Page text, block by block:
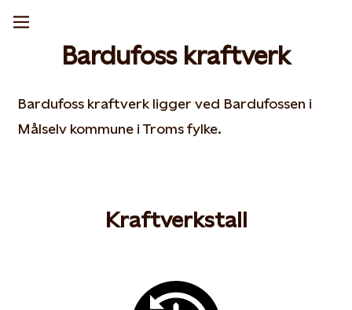
Bardufoss kraftverk
Bardufoss kraftverk ligger ved Bardufossen i
Målselv kommune i Troms fylke.
Kraftverkstall